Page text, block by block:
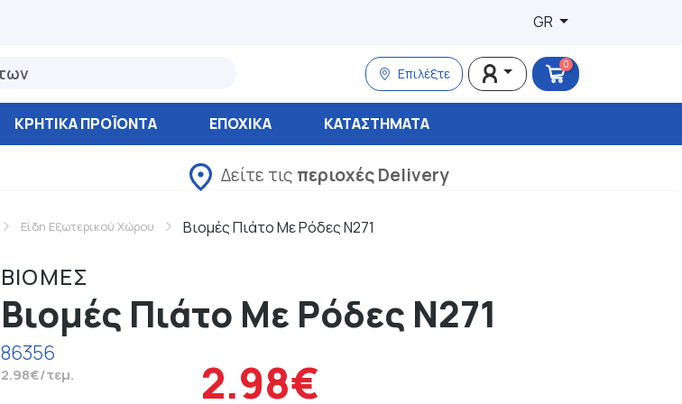
GR
Επιλέξτε
0
ΚΡΗΤΙΚΑ ΠΡΟΪΟΝΤΑ ΕΠΟΧΙΚΑ ΚΑΤΑΣΤΉΜΑΤΑ
Δείτε τις περιοχές Delivery
Είδη Εξωτερικού Χώρου Βιομές Πιάτο Με Ρόδες Ν271
ΒΙΟΜΕΣ
Βιομές Πιάτο Με Ρόδες Ν271
86356
2.98€/τεμ. 2.98€